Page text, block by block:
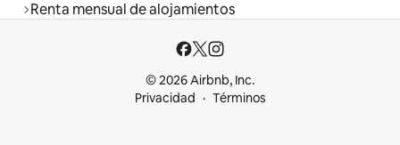
Renta mensual de alojamientos
© 2026 Airbnb, Inc.
Privacidad
Términos